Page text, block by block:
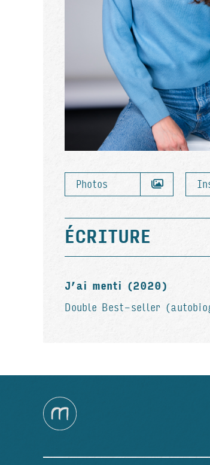
Photos
ÉCRITURE
J’ai menti (2020)
Double Best-seller